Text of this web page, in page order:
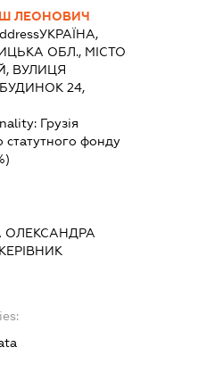
ЛЕОНОВИЧ
УКРАЇНА,
ОБЛ., МІСТО
ВУЛИЦЯ
24,
Грузія
статутного фонду
КЕРІВНИК